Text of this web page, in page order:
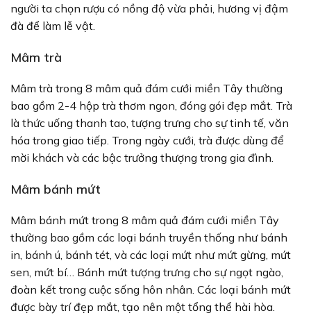
người ta chọn rượu có nồng độ vừa phải, hương vị đậm
đà để làm lễ vật.
Mâm trà
Mâm trà trong 8 mâm quả đám cưới miền Tây thường
bao gồm 2-4 hộp trà thơm ngon, đóng gói đẹp mắt. Trà
là thức uống thanh tao, tượng trưng cho sự tinh tế, văn
hóa trong giao tiếp. Trong ngày cưới, trà được dùng để
mời khách và các bậc trưởng thượng trong gia đình.
Mâm bánh mứt
Mâm bánh mứt trong 8 mâm quả đám cưới miền Tây
thường bao gồm các loại bánh truyền thống như bánh
in, bánh ú, bánh tét, và các loại mứt như mứt gừng, mứt
sen, mứt bí… Bánh mứt tượng trưng cho sự ngọt ngào,
đoàn kết trong cuộc sống hôn nhân. Các loại bánh mứt
được bày trí đẹp mắt, tạo nên một tổng thể hài hòa.